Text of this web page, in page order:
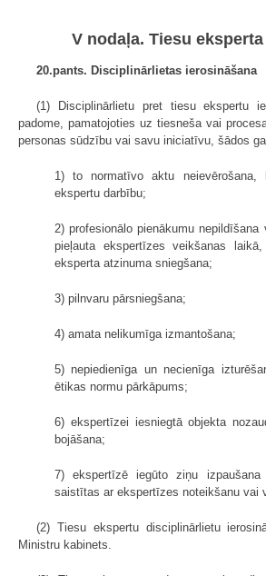
V nodaļa. Tiesu
20.pants. Disciplinārlietas ierosināšana
(1) Disciplinārlietu pret tiesu ekspertu
padome, pamatojoties uz tiesneša vai
personas sūdzību vai savu iniciatīvu, šādos
1) to normatīvo aktu
ekspertu darbību;
2) profesionālo pienākumu
pieļauta ekspertīzes veikšanas
eksperta atzinuma sniegšana;
3) pilnvaru pārsniegšana;
4) amata nelikumīga izmantošana;
5) nepiedienīga un necienīga
ētikas normu pārkāpums;
6) ekspertīzei iesniegtā objekta
bojāšana;
7) ekspertīzē iegūto ziņu
saistītas ar ekspertīzes noteikšanu vai
(2) Tiesu ekspertu disciplinārlietu
Ministru kabinets.